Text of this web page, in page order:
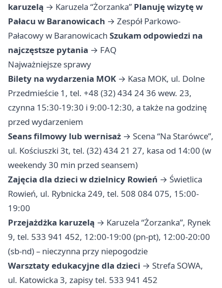
karuzelą → Karuzela “Żorzanka” Planuję wizytę w
Pałacu w Baranowicach → Zespół Parkowo-
Pałacowy w Baranowicach Szukam odpowiedzi na
najczęstsze pytania → FAQ
Najważniejsze sprawy
Bilety na wydarzenia MOK → Kasa MOK, ul. Dolne
Przedmieście 1, tel. +48 (32) 434 24 36 wew. 23,
czynna 15:30-19:30 i 9:00-12:30, a także na godzinę
przed wydarzeniem
Seans filmowy lub wernisaż → Scena “Na Starówce”,
ul. Kościuszki 3t, tel. (32) 434 21 27, kasa od 14:00 (w
weekendy 30 min przed seansem)
Zajęcia dla dzieci w dzielnicy Rowień → Świetlica
Rowień, ul. Rybnicka 249, tel. 508 084 075, 15:00-
19:00
Przejażdżka karuzelą → Karuzela “Żorzanka”, Rynek
9, tel. 533 941 452, 12:00-19:00 (pn-pt), 12:00-20:00
(sb-nd) – nieczynna przy niepogodzie
Warsztaty edukacyjne dla dzieci → Strefa SOWA,
ul. Katowicka 3, zapisy tel. 533 941 452